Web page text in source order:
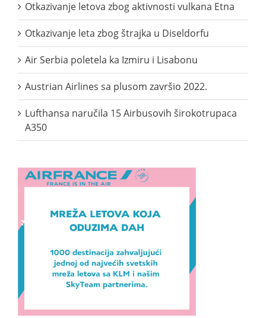
Otkazivanje letova zbog aktivnosti vulkana Etna
Otkazivanje leta zbog štrajka u Diseldorfu
Air Serbia poletela ka Izmiru i Lisabonu
Austrian Airlines sa plusom završio 2022.
Lufthansa naručila 15 Airbusovih širokotrupaca
A350